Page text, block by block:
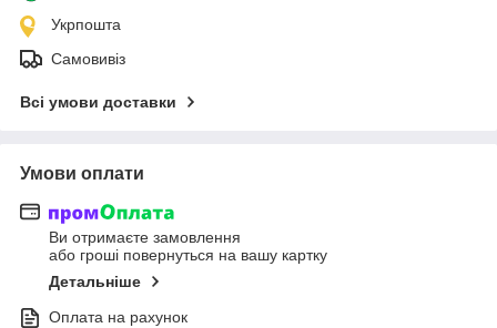
Укрпошта
Самовивіз
Всі умови доставки
Умови оплати
Ви отримаєте замовлення
або гроші повернуться на вашу картку
Детальніше
Оплата на рахунок